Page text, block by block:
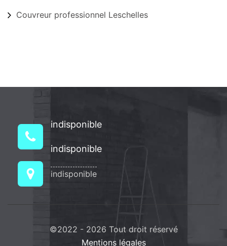
Couvreur professionnel Leschelles
indisponible
indisponible
indisponible
©2022 - 2026 Tout droit réservé
Mentions légales